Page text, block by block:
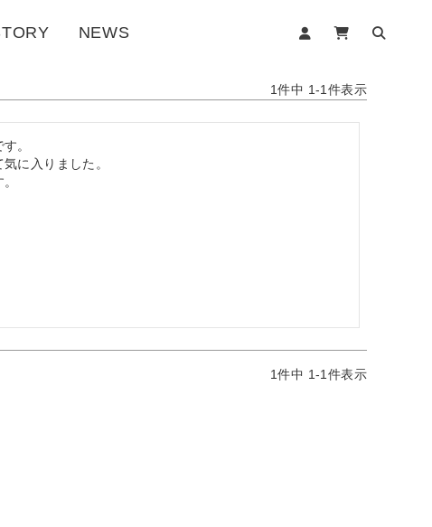
NEWS
1件中 1-1 件表示
。
に入りました。
1件中 1-1 件表示